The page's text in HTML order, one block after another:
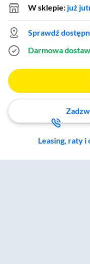
W sklepie: już
Sprawdź
Darmowa
Leasing, raty i